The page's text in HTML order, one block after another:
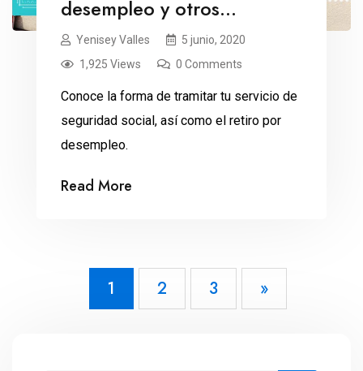
desempleo y otros
beneficios de seguridad
social
Yenisey Valles
5 junio, 2020
1,925 Views
0 Comments
Conoce la forma de tramitar tu servicio de
seguridad social, así como el retiro por
desempleo.
Read More
1 2 3 »